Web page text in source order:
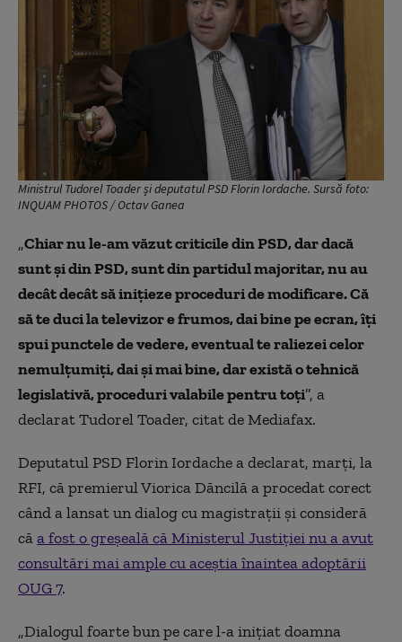
Ministrul Tudorel Toader și deputatul PSD Florin Iordache. Sursă foto:
INQUAM PHOTOS / Octav Ganea
„Chiar nu le-am văzut criticile din PSD, dar dacă
sunt şi din PSD, sunt din partidul majoritar, nu au
decât decât să iniţieze proceduri de modificare. Că
să te duci la televizor e frumos, dai bine pe ecran, îţi
spui punctele de vedere, eventual te raliezei celor
nemulţumiţi, dai şi mai bine, dar există o tehnică
legislativă, proceduri valabile pentru toţi”, a
declarat Tudorel Toader, citat de Mediafax.
Deputatul PSD Florin Iordache a declarat, marți, la
RFI, că premierul Viorica Dăncilă a procedat corect
când a lansat un dialog cu magistraţii şi consideră
căa fost o greşeală că Ministerul Justiţiei nu a avut
consultări mai ample cu aceştia înaintea adoptării
OUG 7.
„Dialogul foarte bun pe care l-a iniţiat doamna